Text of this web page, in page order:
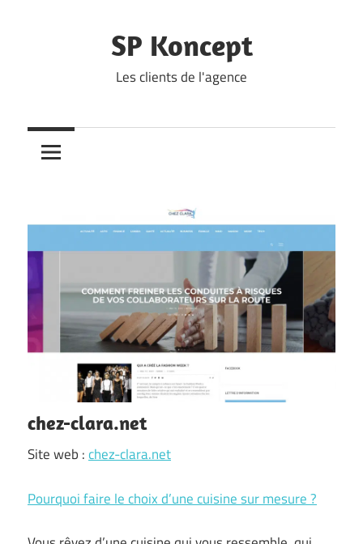
SP Koncept
Les clients de l'agence
chez-clara.net
Site web :chez-clara.net
Pourquoi faire le choix d’une cuisine sur mesure ?